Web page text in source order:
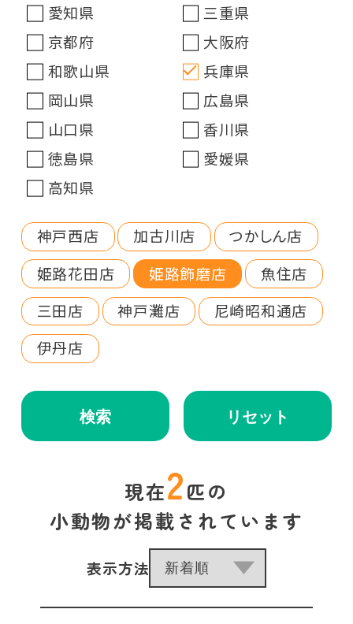
愛知県
三重県
京都府
大阪府
和歌山県
兵庫県
岡山県
広島県
山口県
香川県
徳島県
愛媛県
高知県
神戸西店 加古川店
つかしん店
姫路花田店
姫路飾磨店
魚住店
三田店
神戸灘店
尼崎昭和通店
伊丹店
検索 リセット
現在2匹の
小動物が掲載されています
表示方法